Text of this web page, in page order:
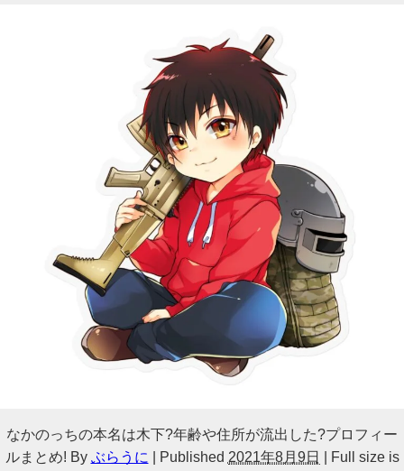
なかのっちの本名は木下?年齢や住所が流出した?プロフィー
ルまとめ! By ぶらうに Published 2021年8月9日
Full size is